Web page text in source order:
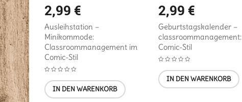
+
Stil
2,99 €
Ausleihstation –
Minikommode:
Classroommanagement im
Comic-Stil
IN DEN WARENKORB
2,99 €
Geburtstagskalender –
classroommanagement:
Comic-Stil
IN DEN WARENKORB